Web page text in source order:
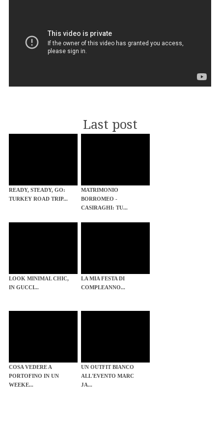
Last post
READY, STEADY, GO:
TURKEY ROAD TRIP...
MATRIMONIO
BORROMEO -
CASIRAGHI: TU...
LOOK MINIMAL CHIC,
IN GUCCI...
LA MIA FESTA DI
COMPLEANNO...
COSA VEDERE A
PORTOFINO IN UN
WEEKE...
UN OUTFIT BIANCO
ALL'EVENTO MARC
JA...